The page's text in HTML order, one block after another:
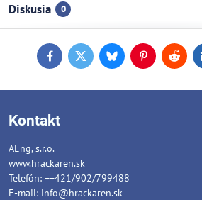
Diskusia 0
FacebookTwitterBlueskyPinterestReddit
Kontakt
AEng, s.r.o.
www.hrackaren.sk
Telefón: ++421/902/799488
E-mail: info@hrackaren.sk